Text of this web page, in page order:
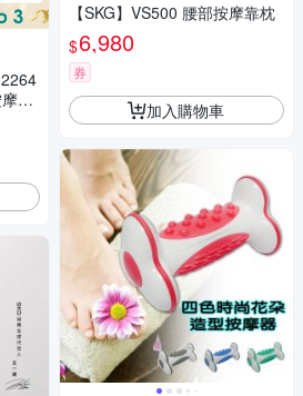
器/
薦/
【SKG】VS500 腰部按摩靠枕
$6,980
券
加入購物車